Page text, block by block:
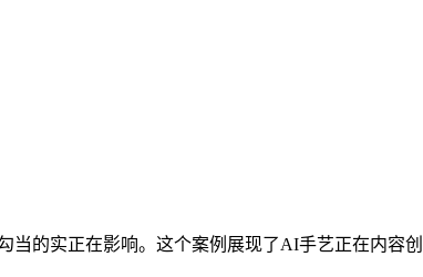
的实正在影响。这个案例展现了AI手艺正在内容